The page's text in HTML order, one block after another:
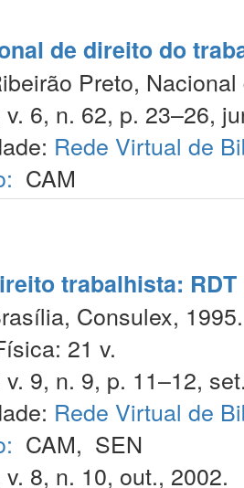
de direito do
Preto,
6, n. 62, p. 23–26,
Rede Virtual de
CAM
trabalhista: RDT
Consulex, 1995.
21 v.
9, n. 9, p. 11–12,
Rede Virtual de
CAM, SEN
8, n. 10, out., 2002.